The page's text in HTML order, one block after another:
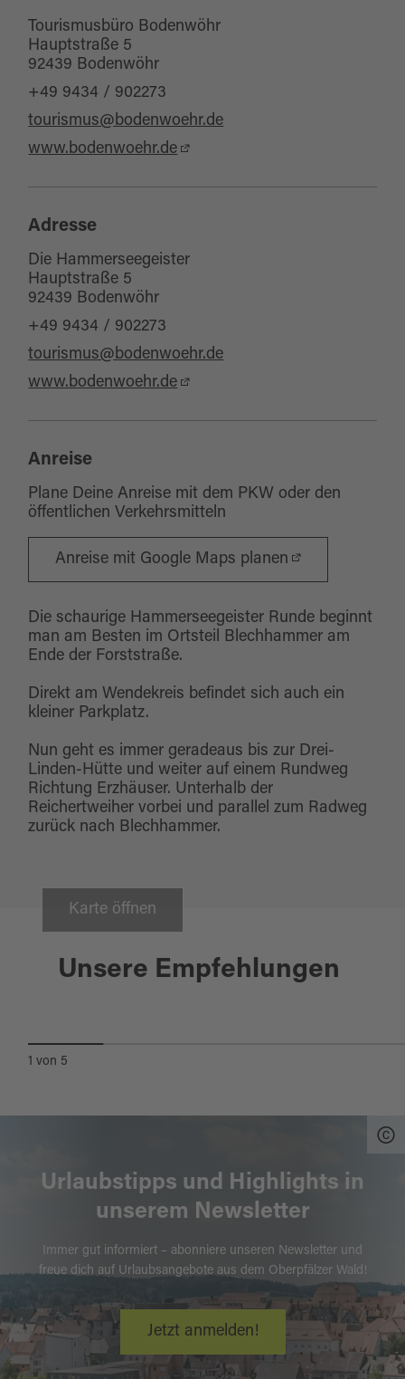
Tourismusbüro Bodenwöhr
Hauptstraße 5
92439 Bodenwöhr
+49 9434 / 902273
tourismus@bodenwoehr.de
www.bodenwoehr.de
Adresse
Die Hammerseegeister
Hauptstraße 5
92439 Bodenwöhr
+49 9434 / 902273
tourismus@bodenwoehr.de
www.bodenwoehr.de
Anreise
Plane Deine Anreise mit dem PKW oder den
öffentlichen Verkehrsmitteln
Anreise mit Google Maps planen
Die schaurige Hammerseegeister Runde beginnt
man am Besten im Ortsteil Blechhammer am
Ende der Forststraße.
Direkt am Wendekreis befindet sich auch ein
kleiner Parkplatz.
Nun geht es immer geradeaus bis zur Drei-
Linden-Hütte und weiter auf einem Rundweg
Richtung Erzhäuser. Unterhalb der
Reichertweiher vorbei und parallel zum Radweg
zurück nach Blechhammer.
Karte öffnen
Unsere Empfehlungen
Neukirchen-Balbini
1 von 5
Urlaubstipps und Highlights in
unserem Newsletter
Immer gut informiert – abonniere unseren Newsletter und
freue dich auf Urlaubsangebote aus dem Oberpfälzer Wald!
Jetzt anmelden!